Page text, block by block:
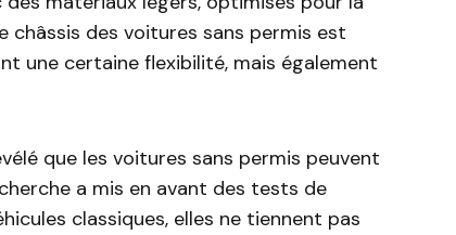
châssis des voitures sans permis est
une certaine flexibilité, mais également
que les voitures sans permis peuvent
a mis en avant des tests de
classiques, elles ne tiennent pas